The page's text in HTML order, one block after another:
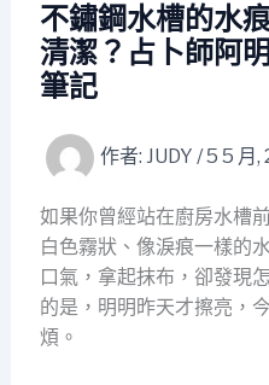
不鏽鋼水槽的水
清潔？占卜師阿
筆記
作者: JUDY /5 5 月,
如果你曾經站在廚房水槽
白色霧狀、像淚痕一樣的
口氣，拿起抹布，卻發現
的是，明明昨天才擦亮，
煩。